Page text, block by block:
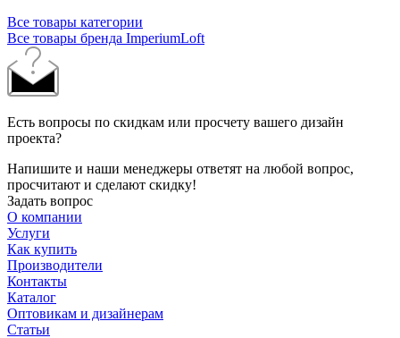
Все товары категории
Все товары бренда ImperiumLoft
Есть вопросы по скидкам или просчету вашего дизайн
проекта?
Напишите и наши менеджеры ответят на любой вопрос,
просчитают и сделают скидку!
Задать вопрос
О компании
Услуги
Как купить
Производители
Контакты
Каталог
Оптовикам и дизайнерам
Статьи